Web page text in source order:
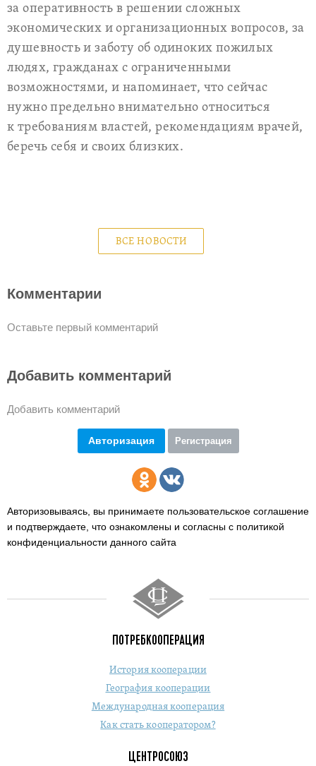
за оперативность в решении сложных
экономических и организационных вопросов, за
душевность и заботу об одиноких пожилых
людях, гражданах с ограниченными
возможностями, и напоминает, что сейчас
нужно предельно внимательно относиться
к требованиям властей, рекомендациям врачей,
беречь себя и своих близких.
ВСЕ НОВОСТИ
Комментарии
Оставьте первый комментарий
Добавить комментарий
Добавить комментарий
Авторизация Регистрация
Авторизовываясь, вы принимаете пользовательское соглашение
и подтверждаете, что ознакомлены и согласны с политикой
конфиденциальности данного сайта
ПОТРЕБКООПЕРАЦИЯ
История кооперации
География кооперации
Международная кооперация
Как стать кооператором?
ЦЕНТРОСОЮЗ